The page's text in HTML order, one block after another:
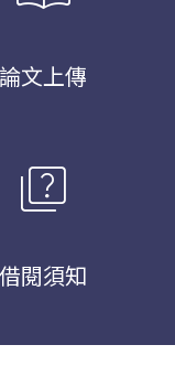
論文上傳
quiz
借閱須知